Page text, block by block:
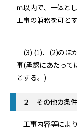
ｍ以内で、一体と
工事の兼務を可とす
(3) (1)、(2)のほ
事(承認にあたって
とする。)
２ その他の条件
工事内容等によ